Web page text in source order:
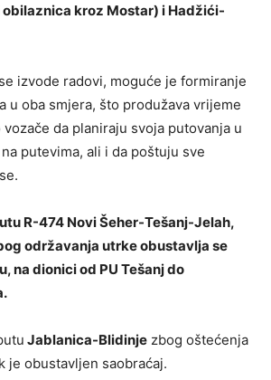
obilaznica kroz Mostar) i Hadžići-
izvode radovi, moguće je formiranje
u oba smjera, što produžava vrijeme
da planiraju svoja putovanja u
putevima, ali i da poštuju sve
R-474 Novi Šeher-Tešanj-Jelah,
održavanja utrke obustavlja se
na dionici od PU Tešanj do
Jablanica-Blidinje zbog oštećenja
je obustavljen saobraćaj.